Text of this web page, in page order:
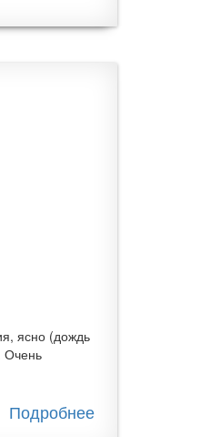
царицы
ясно (дождь
Очень
Подробнее